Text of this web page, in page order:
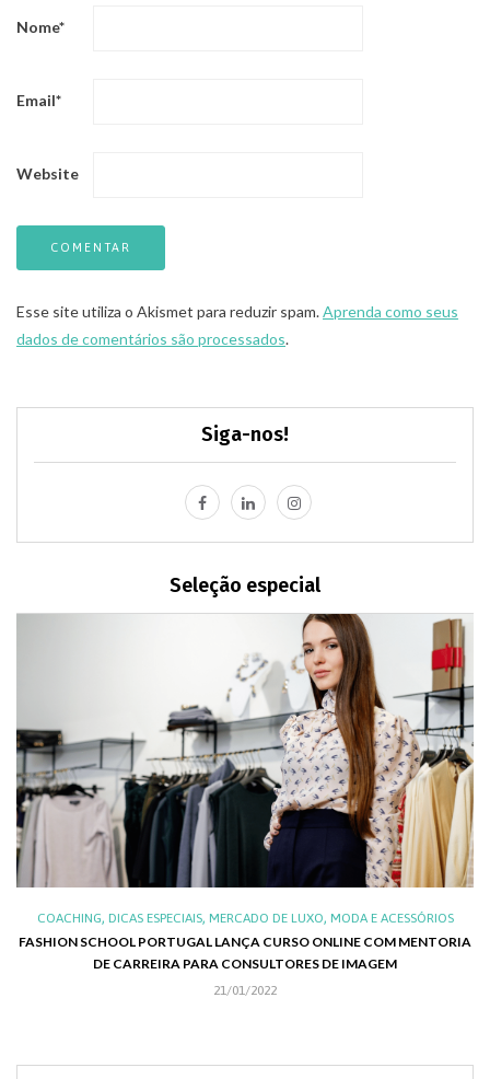
Nome*
Email*
Website
Esse site utiliza o Akismet para reduzir spam.Aprenda como seus
dados de comentários são processados.
Siga-nos!
Seleção especial
COACHING, DICAS ESPECIAIS, MERCADO DE LUXO, MODA E ACESSÓRIOS
FASHION SCHOOL PORTUGAL LANÇA CURSO ONLINE COM MENTORIA
DE CARREIRA PARA CONSULTORES DE IMAGEM
21/01/2022